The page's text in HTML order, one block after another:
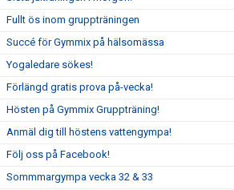
Fullt ös inom gruppträningen
Succé för Gymmix på hälsomässa
Yogaledare sökes!
Förlängd gratis prova på-vecka!
Hösten på Gymmix Gruppträning!
Anmäl dig till höstens vattengympa!
Följ oss på Facebook!
Sommmargympa vecka 32 & 33